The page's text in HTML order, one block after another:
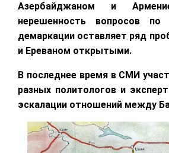
Азербайджаном и
нерешенность вопросов по
демаркации оставляет ряд
и Ереваном открытыми.
В последнее время в СМИ
разных политологов и
эскалации отношений между